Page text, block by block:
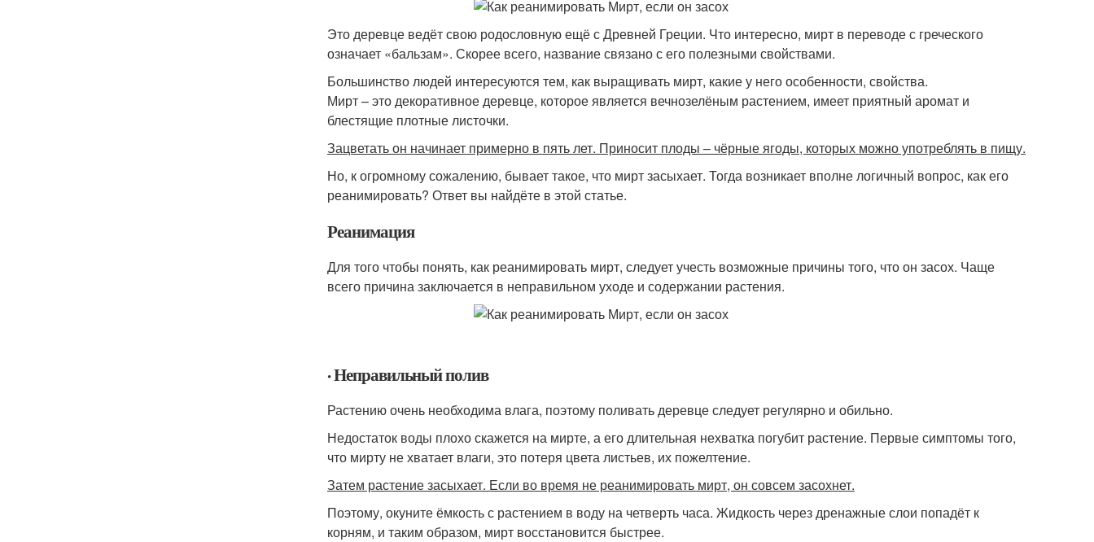
Это деревце ведёт свою родословную ещё с Древней Греции. Что интересно, мирт в переводе с греческого
означает «бальзам». Скорее всего, название связано с его полезными свойствами.
Большинство людей интересуются тем, как выращивать мирт, какие у него особенности, свойства.
Мирт – это декоративное деревце, которое является вечнозелёным растением, имеет приятный аромат и
блестящие плотные листочки.
Зацветать он начинает примерно в пять лет. Приносит плоды – чёрные ягоды, которых можно употреблять в пищу.
Но, к огромному сожалению, бывает такое, что мирт засыхает. Тогда возникает вполне логичный вопрос, как его
реанимировать? Ответ вы найдёте в этой статье.
Реанимация
Для того чтобы понять, как реанимировать мирт, следует учесть возможные причины того, что он засох. Чаще
всего причина заключается в неправильном уходе и содержании растения.
· Неправильный полив
Растению очень необходима влага, поэтому поливать деревце следует регулярно и обильно.
Недостаток воды плохо скажется на мирте, а его длительная нехватка погубит растение. Первые симптомы того,
что мирту не хватает влаги, это потеря цвета листьев, их пожелтение.
Затем растение засыхает. Если во время не реанимировать мирт, он совсем засохнет.
Поэтому, окуните ёмкость с растением в воду на четверть часа. Жидкость через дренажные слои попадёт к
корням, и таким образом, мирт восстановится быстрее.